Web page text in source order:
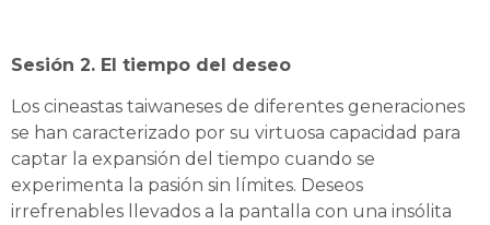
Sesión 2. El tiempo del deseo
Los cineastas taiwaneses de diferentes generaciones
se han caracterizado por su virtuosa capacidad para
captar la expansión del tiempo cuando se
experimenta la pasión sin límites. Deseos
irrefrenables llevados a la pantalla con una insólita